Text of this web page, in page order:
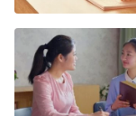
បន្ទាល់របស់
អ្នក តើនរ
ព្រះជាម្ចាស់
ខ្លួនឯងទៅមើ